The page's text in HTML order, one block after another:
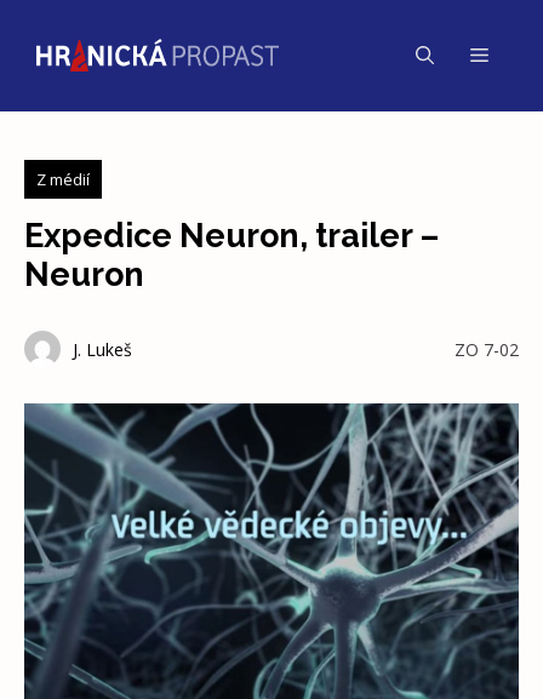
obsah
Menu
Z médií
Expedice Neuron, trailer –
Neuron
J. Lukeš ZO 7-02